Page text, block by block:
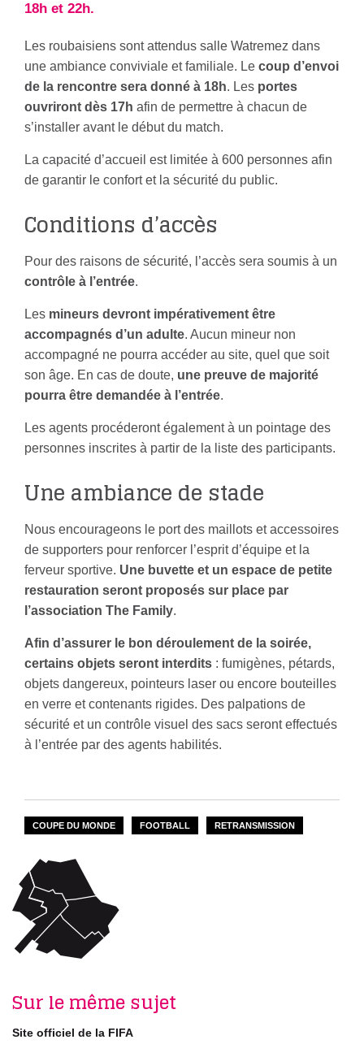
18h et 22h.
Les roubaisiens sont attendus salle Watremez dans
une ambiance conviviale et familiale. Le coup d’envoi
de la rencontre sera donné à 18h. Les portes
ouvriront dès 17h afin de permettre à chacun de
s’installer avant le début du match.
La capacité d’accueil est limitée à 600 personnes afin
de garantir le confort et la sécurité du public.
Conditions d’accès
Pour des raisons de sécurité, l’accès sera soumis à un
contrôle à l’entrée.
Les mineurs devront impérativement être
accompagnés d’un adulte. Aucun mineur non
accompagné ne pourra accéder au site, quel que soit
son âge. En cas de doute, une preuve de majorité
pourra être demandée à l’entrée.
Les agents procéderont également à un pointage des
personnes inscrites à partir de la liste des participants.
Une ambiance de stade
Nous encourageons le port des maillots et accessoires
de supporters pour renforcer l’esprit d’équipe et la
ferveur sportive. Une buvette et un espace de petite
restauration seront proposés sur place par
l’association The Family.
Afin d’assurer le bon déroulement de la soirée,
certains objets seront interdits : fumigènes, pétards,
objets dangereux, pointeurs laser ou encore bouteilles
en verre et contenants rigides. Des palpations de
sécurité et un contrôle visuel des sacs seront effectués
à l’entrée par des agents habilités.
COUPE DU MONDE FOOTBALL RETRANSMISSION
Sur le même sujet
Site officiel de la FIFA